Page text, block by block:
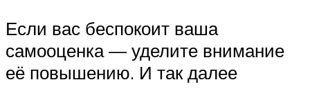
Если вас беспокоит ваша
самооценка — уделите внимание
её повышению. И так далее